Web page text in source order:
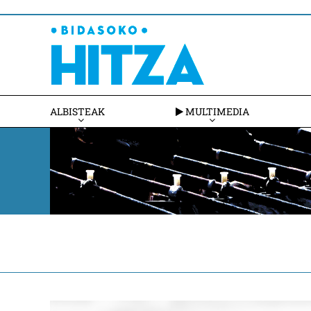
ALBISTEAK MULTIMEDIA